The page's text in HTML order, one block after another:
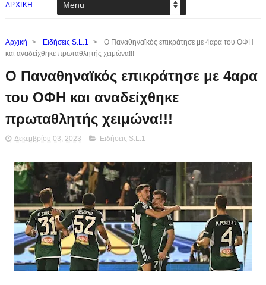
ΑΡΧΙΚΗ
Αρχική > Ειδήσεις S.L.1 >
Ο Παναθηναϊκός επικράτησε με 4αρα του ΟΦΗ
και αναδείχθηκε πρωταθλητής χειμώνα!!!
Ο Παναθηναϊκός επικράτησε με 4αρα
του ΟΦΗ και αναδείχθηκε
πρωταθλητής χειμώνα!!!
Δεκεμβρίου 03, 2023 Ειδήσεις S.L.1